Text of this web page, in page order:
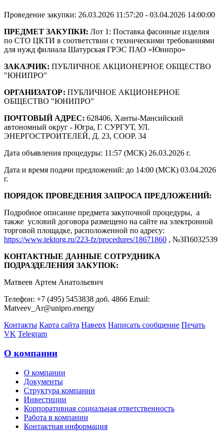
Проведение закупки: 26.03.2026 11:57:20 - 03.04.2026 14:00:00
ПРЕДМЕТ ЗАКУПКИ: Лот 1: Поставка фасонные изделия
по СТО ЦКТИ в соответствии с техническими требованиями
для нужд филиала Шатурская ГРЭС ПАО «Юнипро»
ЗАКАЗЧИК: ПУБЛИЧНОЕ АКЦИОНЕРНОЕ ОБЩЕСТВО
"ЮНИПРО"
ОРГАНИЗАТОР: ПУБЛИЧНОЕ АКЦИОНЕРНОЕ
ОБЩЕСТВО "ЮНИПРО"
ПОЧТОВЫЙ АДРЕС: 628406, Ханты-Мансийский
автономный округ - Югра, Г. СУРГУТ, УЛ.
ЭНЕРГОСТРОИТЕЛЕЙ, Д. 23, СООР. 34
Дата объявления процедуры: 11:57 (МСК) 26.03.2026 г.
Дата и время подачи предложений: до 14:00 (МСК) 03.04.2026
г.
ПОРЯДОК ПРОВЕДЕНИЯ ЗАПРОСА ПРЕДЛОЖЕНИЙ:
Подробное описание предмета закупочной процедуры, а
также условий договора размещено на сайте на электронной
торговой площадке, расположенной по адресу:
https://www.tektorg.ru/223-fz/procedures/18671860 , №ЗП6032539
КОНТАКТНЫЕ ДАННЫЕ СОТРУДНИКА
ПОДРАЗДЕЛЕНИЯ ЗАКУПОК:
Матвеев Артем Анатольевич
Телефон: +7 (495) 5453838 доб. 4866 Email:
Matveev_Ar@unipro.energy
Контакты Карта сайта Наверх Написать сообщение Печать
VK Telegram
О компании
О компании
Документы
Структура компании
Инвестиции
Корпоративная социальная ответственность
Работа в компании
Контактная информация